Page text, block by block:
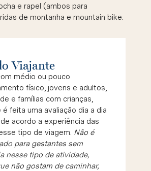
e rapel (ambos para
de montanha e mountain bike.
Viajante
médio ou pouco
físico, jovens e adultos,
e famílias com crianças,
feita uma avaliação dia a dia
acordo a experiência das
tipo de viagem. Não é
para gestantes sem
nesse tipo de atividade,
não gostam de caminhar,